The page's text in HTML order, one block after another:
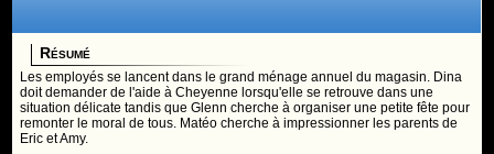
Résumé
Les employés se lancent dans le grand ménage annuel du magasin. Dina
doit demander de l'aide à Cheyenne lorsqu'elle se retrouve dans une
situation délicate tandis que Glenn cherche à organiser une petite fête pour
remonter le moral de tous. Matéo cherche à impressionner les parents de
Eric et Amy.